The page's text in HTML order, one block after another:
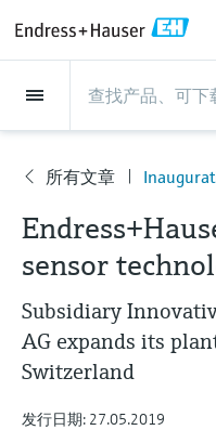
现场仪表
流量
物位测量
液体分析
温度测量
压力测量
流量
电磁流量计
科里奥利质量流量计
超声波流量计
涡街流量计
热式质量流量计
物位测量
雷达物位测量
Vibronic point level
导波雷达物位测量
超声波物位测量
电容物位测量
液体分析
pH电极和变送器
电导率传感器和变送器
浊度传感器和变送器
氯传感器和变送器
溶解氧传感器和变送器
温度测量
温度变送器
工业温度计
保护套管
高温型温度计
卫生型温度计
压力测量
绝压和表压测量
差压测量
选购全部
系统产品
数据管理仪&数据记录
过程测控仪
电源和安全栅
WirelessHART解决方案
网关和调制解调器
光学分析
TDLAS和QF分析仪
拉曼光谱分析仪
排放监测解决方案
颗粒测量设备
数字分析仪解决方案
Netilion IIoT
Netilion Value
Netilion Health
Netilion Analytics
Netilion Library
Netilion Inventory
服务产品
Project and
技术支持服务
仪表维护
仪表性能优化服务
View all
Project and
services
仪表调试服务
Industrial Project
Extended warranty
技术支持服务
远程技术支持
远程资产监控
Process Instrumentation
仪表维护
验证服务
现场仪表校准服务
预防性维护服务
Repair of measuring
仪表性能优化服务
校准报告分析
优化校准间隔时间
动态现场仪表评价和分
行业应用
食品与饮料
水务和环境：保护 ——
石油与天然气：促进
现净零目标
生命科学：创新技术助
支持
快速获取服务支持！
技术支持中心 ——
位服务，与您相伴前行
搜索和下载技术手册, 宣传资
件更新, 视频, 证书等各类文
学习
公司
Endress+Hauser集团
生产中心
集团实力
客户案例
新闻与案例
Endress+Hauser
公司概况
Asia Pacific
财务业绩
集团管理层
发展历程
生产中心
物位和压力测量
Endress+Hauser流量
Endress+Hauser 液体分
温度+系统产品
Endress+Hauser 数字解
集团实力
过程安全性
网络安全性
过程自动化项目流程
My Endress+Hauser
建立电子采购流程，从
新闻与案例
新闻与案例总览
所有文章
新闻稿
事实速览
媒体活动
活动和培训
培训
研讨会
展览会
在线研讨会和回放
峰会
您的
涯
Explore open positions
在Endress+Hauser工作
更多工作机会
司
所有文章
sensor
Subsidiary
AG expands its
Switzerland
发行日期: 27.05.2019